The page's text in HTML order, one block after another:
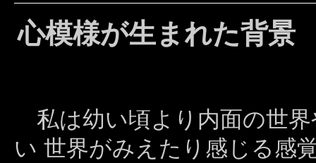
心模様が生まれた背景
私は幼い頃より内面の世
い 世界がみえたり感じる感